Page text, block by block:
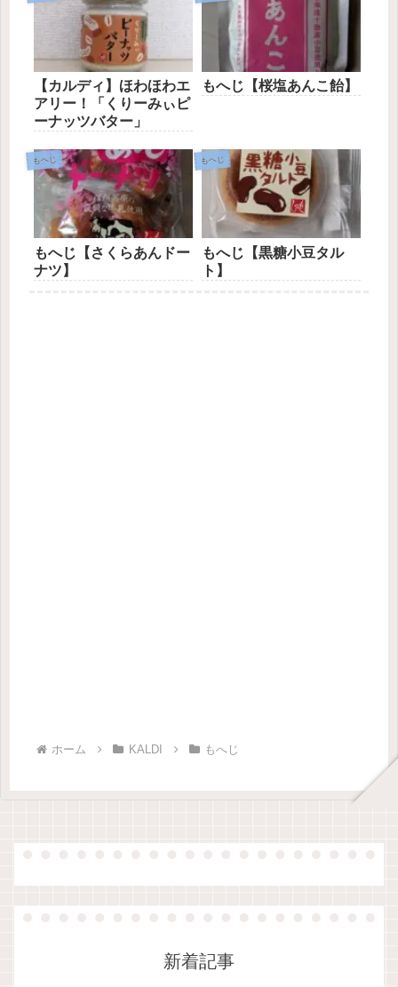
【カルディ】ほわほわエ
アリー！「くりーみぃピ
ーナッツバター」
もへじ【桜塩あんこ飴】
もへじ
もへじ【さくらあんドー
ナツ】
もへじ
もへじ【黒糖小豆タル
ト】
ホーム KALDI もへじ
新着記事